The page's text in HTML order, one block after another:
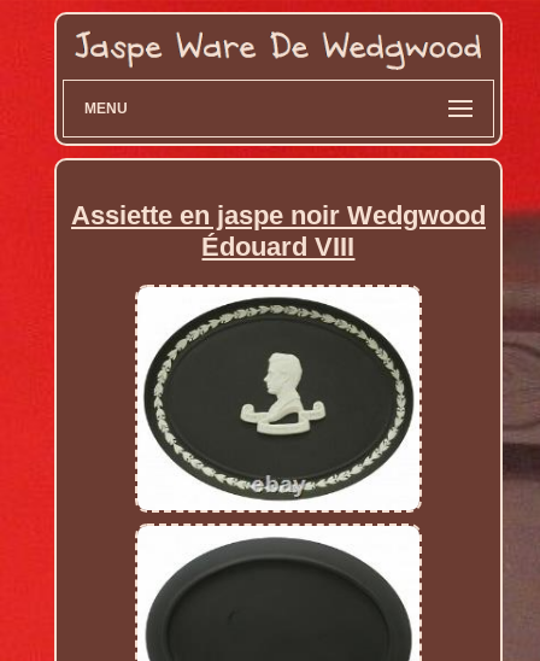
MENU
Assiette en jaspe noir Wedgwood
Édouard VIII